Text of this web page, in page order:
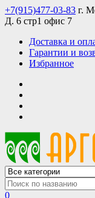
Skip
to
+7(915)477-03-83 г.
Д. 6 стр1 офис 7
Доставка и
Гарантии и
Избранное
АРГО интернет
АРГО каталог
0